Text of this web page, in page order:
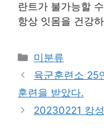
란트가 불가능할
항상 잇몸을 건강
Categories
미분류
육군훈련소 25
훈련을 받았다.
20230221 캉